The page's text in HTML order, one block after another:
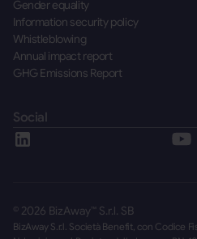
Gender equality
Information security policy
Whistleblowing
Annual impact report
GHG Emissions Report
Social
BizAway S.r.l. Società Benefit, con Codice
2026 BizAway™ S.r.l. SB